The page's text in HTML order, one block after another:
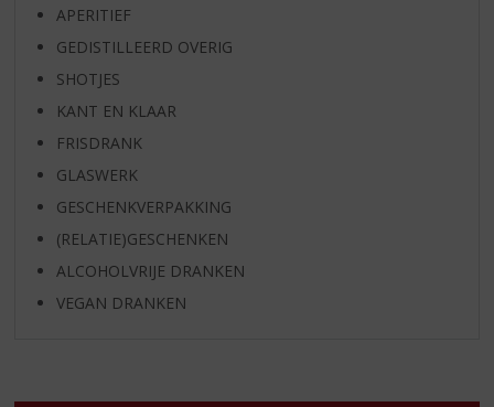
APERITIEF
GEDISTILLEERD OVERIG
SHOTJES
KANT EN KLAAR
FRISDRANK
GLASWERK
GESCHENKVERPAKKING
(RELATIE)GESCHENKEN
ALCOHOLVRIJE DRANKEN
VEGAN DRANKEN